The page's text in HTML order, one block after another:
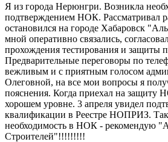
Я из города Нерюнгри. Возникла
подтверждением НОК. Рассматривал
остановился на городе Хабаровск
мной оперативно связались,
прохождения тестирования и защиты
Предварительные переговоры по
вежливым и с приятным голосом
Олеговной, на все мои вопросы я
пояснения. Когда приехал на защиту
хорошем уровне. 3 апреля увидел
квалификации в Реестре НОПРИЗ. Так
необходимость в НОК - рекомендую
Строителей"!!!!!!!!!